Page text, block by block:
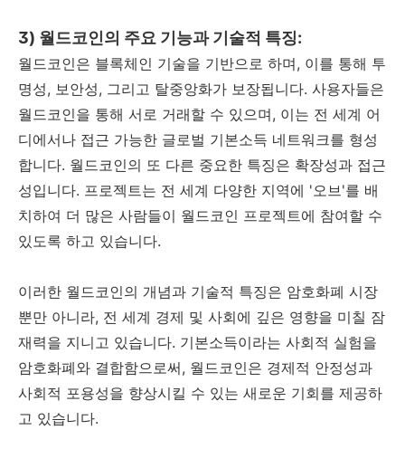
3) 월드코인의 주요 기능과 기술적 특징:
월드코인은 블록체인 기술을 기반으로 하며, 이를 통해 투
명성, 보안성, 그리고 탈중앙화가 보장됩니다. 사용자들은
월드코인을 통해 서로 거래할 수 있으며, 이는 전 세계 어
디에서나 접근 가능한 글로벌 기본소득 네트워크를 형성
합니다. 월드코인의 또 다른 중요한 특징은 확장성과 접근
성입니다. 프로젝트는 전 세계 다양한 지역에 '오브'를 배
치하여 더 많은 사람들이 월드코인 프로젝트에 참여할 수
있도록 하고 있습니다.
이러한 월드코인의 개념과 기술적 특징은 암호화폐 시장
뿐만 아니라, 전 세계 경제 및 사회에 깊은 영향을 미칠 잠
재력을 지니고 있습니다. 기본소득이라는 사회적 실험을
암호화폐와 결합함으로써, 월드코인은 경제적 안정성과
사회적 포용성을 향상시킬 수 있는 새로운 기회를 제공하
고 있습니다.